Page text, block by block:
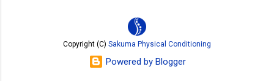
Copyright (C) Sakuma Physical Conditioning
Powered by Blogger